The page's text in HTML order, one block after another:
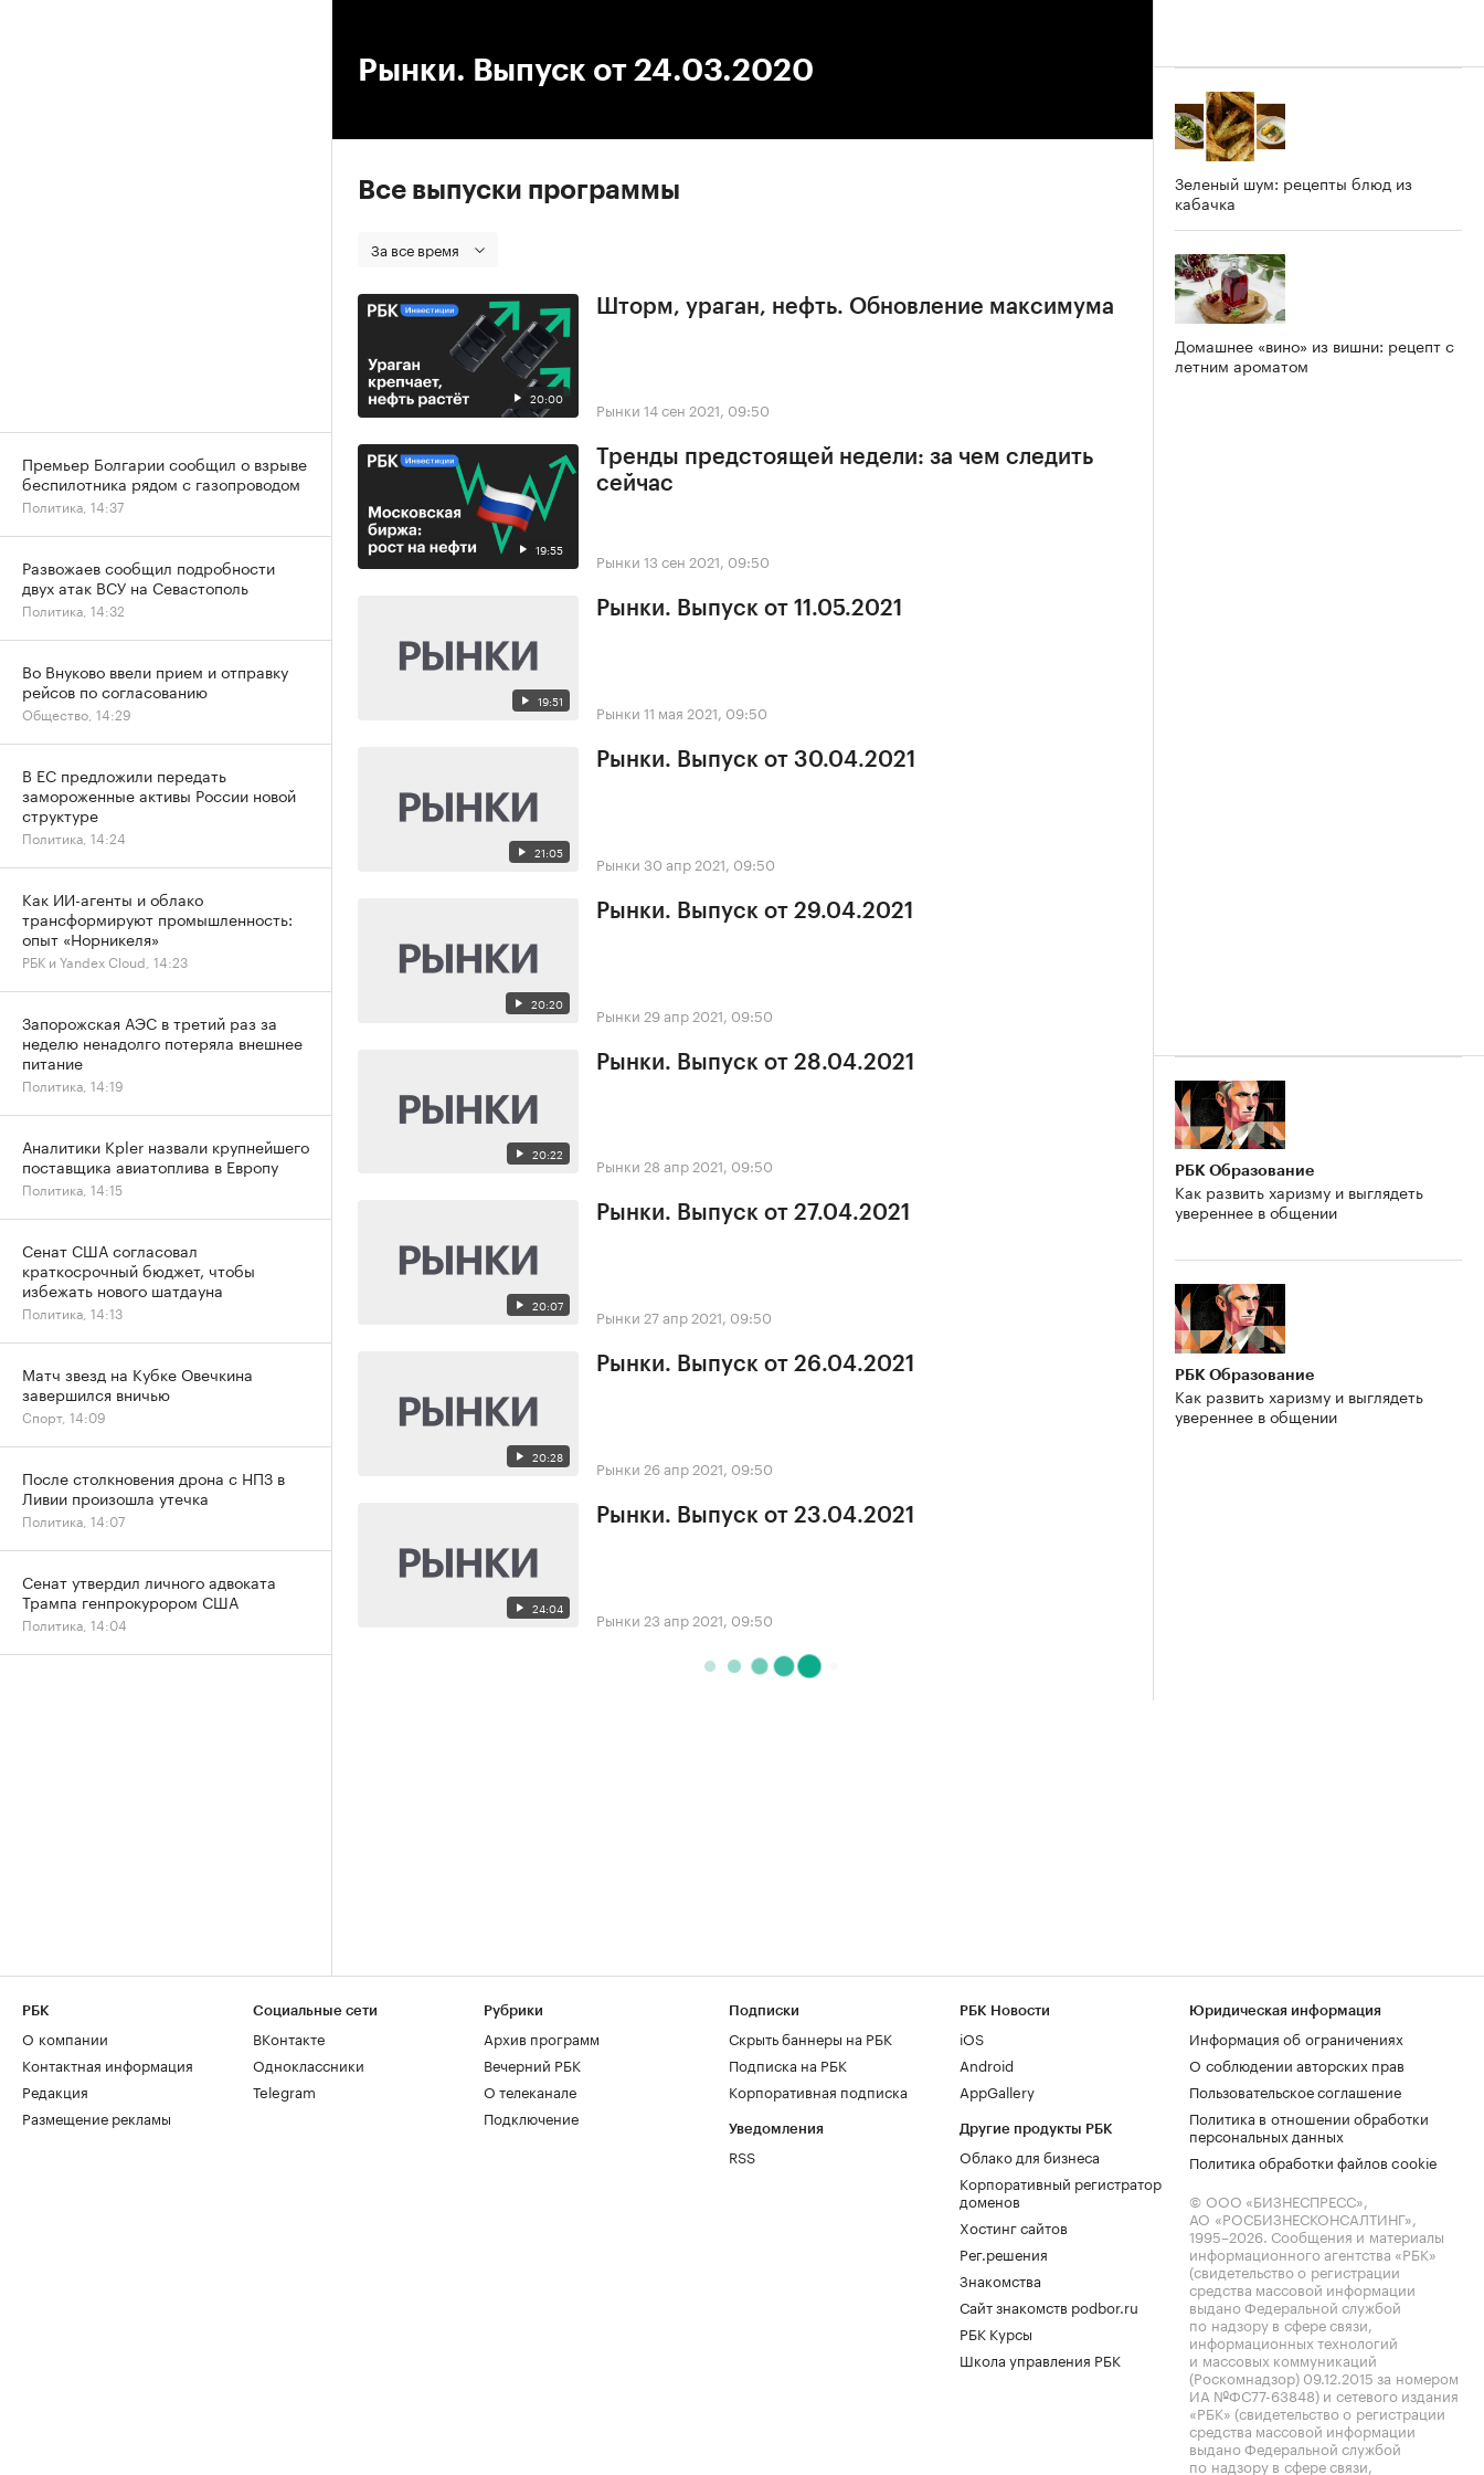
Рынки. Выпуск от 24.03.2020
Все выпуски программы
За все время
20:00
Шторм, ураган, нефть. Обновление максимума
Рынки 14 сен 2021, 09:50
19:55
Тренды предстоящей недели: за чем следить
сейчас
Рынки 13 сен 2021, 09:50
19:51
Рынки. Выпуск от 11.05.2021
Рынки 11 мая 2021, 09:50
21:05
Рынки. Выпуск от 30.04.2021
Рынки 30 апр 2021, 09:50
20:20
Рынки. Выпуск от 29.04.2021
Рынки 29 апр 2021, 09:50
20:22
Рынки. Выпуск от 28.04.2021
Рынки 28 апр 2021, 09:50
20:07
Рынки. Выпуск от 27.04.2021
Рынки 27 апр 2021, 09:50
20:28
Рынки. Выпуск от 26.04.2021
Рынки 26 апр 2021, 09:50
24:04
Рынки. Выпуск от 23.04.2021
Рынки 23 апр 2021, 09:50
Зеленый шум: рецепты блюд из
кабачка
Домашнее «вино» из вишни: рецепт с
летним ароматом
РБК Образование
Как развить харизму и выглядеть
увереннее в общении
РБК Образование
Как развить харизму и выглядеть
увереннее в общении
Премьер Болгарии сообщил о взрыве
беспилотника рядом с газопроводом
Политика, 14:37
Развожаев сообщил подробности
двух атак ВСУ на Севастополь
Политика, 14:32
Во Внуково ввели прием и отправку
рейсов по согласованию
Общество, 14:29
В ЕС предложили передать
замороженные активы России новой
структуре
Политика, 14:24
Как ИИ-агенты и облако
трансформируют промышленность:
опыт «Норникеля»
РБК и Yandex Cloud, 14:23
Запорожская АЭС в третий раз за
неделю ненадолго потеряла внешнее
питание
Политика, 14:19
Аналитики Kpler назвали крупнейшего
поставщика авиатоплива в Европу
Политика, 14:15
Сенат США согласовал
краткосрочный бюджет, чтобы
избежать нового шатдауна
Политика, 14:13
Матч звезд на Кубке Овечкина
завершился вничью
Спорт, 14:09
После столкновения дрона с НПЗ в
Ливии произошла утечка
Политика, 14:07
Сенат утвердил личного адвоката
Трампа генпрокурором США
Политика, 14:04
РБК
О компании
Контактная информация
Редакция
Размещение рекламы
Социальные сети
ВКонтакте
Одноклассники
Telegram
Рубрики
Архив программ
Вечерний РБК
О телеканале
Подключение
Подписки
Скрыть баннеры на РБК
Подписка на РБК
Корпоративная подписка
Уведомления
RSS
РБК Новости
iOS
Android
AppGallery
Другие продукты РБК
Облако для бизнеса
Корпоративный регистратор
доменов
Хостинг сайтов
Рег.решения
Знакомства
Сайт знакомств podbor.ru
РБК Курсы
Школа управления РБК
Юридическая информация
Информация об ограничениях
О соблюдении авторских прав
Пользовательское соглашение
Политика в отношении обработки
персональных данных
Политика обработки файлов cookie
© ООО «БИЗНЕСПРЕСС»,
АО «РОСБИЗНЕСКОНСАЛТИНГ»,
1995–2026. Сообщения и материалы
информационного агентства «РБК»
(свидетельство о регистрации
средства массовой информации
выдано Федеральной службой
по надзору в сфере связи,
информационных технологий
и массовых коммуникаций
(Роскомнадзор) 09.12.2015 за номером
ИА №ФС77-63848) и сетевого издания
«РБК» (свидетельство о регистрации
средства массовой информации
выдано Федеральной службой
по надзору в сфере связи,